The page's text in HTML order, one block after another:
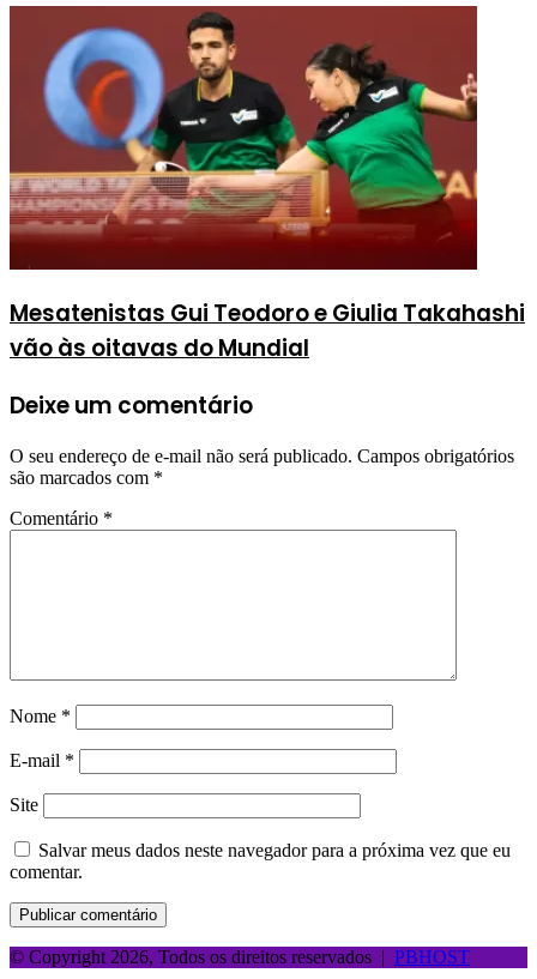
Mesatenistas Gui Teodoro e Giulia Takahashi
vão às oitavas do Mundial
Deixe um comentário
O seu endereço de e-mail não será publicado. Campos obrigatórios
são marcados com *
Comentário *
Nome *
E-mail *
Site
Salvar meus dados neste navegador para a próxima vez que eu
comentar.
© Copyright 2026, Todos os direitos reservados | PBHOST